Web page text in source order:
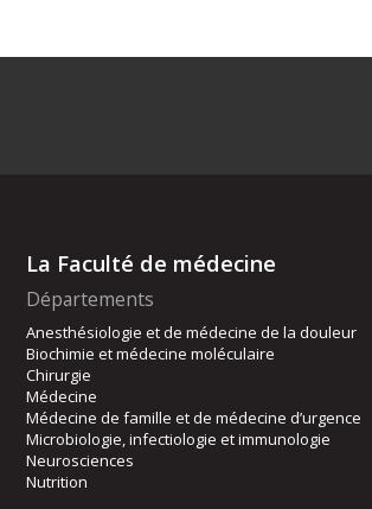
La Faculté de médecine
Départements
Anesthésiologie et de médecine de la douleur
Biochimie et médecine moléculaire
Chirurgie
Médecine
Médecine de famille et de médecine d’urgence
Microbiologie, infectiologie et immunologie
Neurosciences
Nutrition